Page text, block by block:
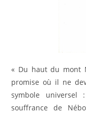
« Du haut du mont
promise où il ne
symbole
souffrance de